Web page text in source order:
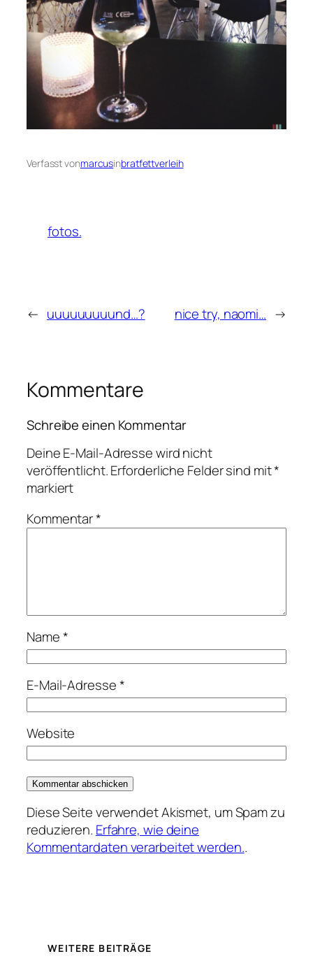
Verfasst vonmarcusinbratfettverleih
fotos.
← uuuuuuuuund…? nice try, naomi… →
Kommentare
Schreibe einen Kommentar
Deine E-Mail-Adresse wird nicht
veröffentlicht.Erforderliche Felder sind mit*
markiert
Kommentar*
Name*
E-Mail-Adresse*
Website
Diese Seite verwendet Akismet, um Spam zu
reduzieren. Erfahre, wie deine
Kommentardaten verarbeitet werden..
WEITERE BEITRÄGE